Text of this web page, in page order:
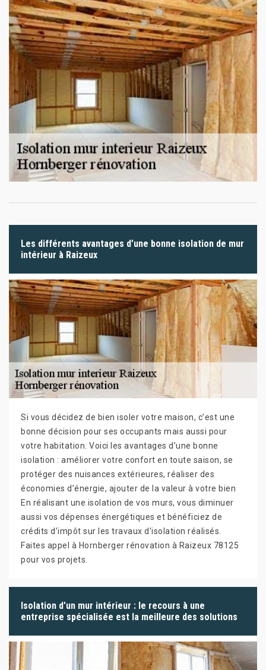
Les différents avantages d’une bonne isolation de mur
intérieur à Raizeux
Si vous décidez de bien isoler votre maison, c’est une
bonne décision pour ses occupants mais aussi pour
votre habitation. Voici les avantages d’une bonne
isolation : améliorer votre confort en toute saison, se
protéger des nuisances extérieures, réaliser des
économies d’énergie, ajouter de la valeur à votre bien
En réalisant une isolation de vos murs, vous diminuer
aussi vos dépenses énergétiques et bénéficiez de
crédits d’impôt sur les travaux d'isolation réalisés.
Faites appel à Hornberger rénovation à Raizeux 78125
pour vos projets.
Isolation d’un mur intérieur : le recours à une
entreprise spécialisée est la meilleure des solutions